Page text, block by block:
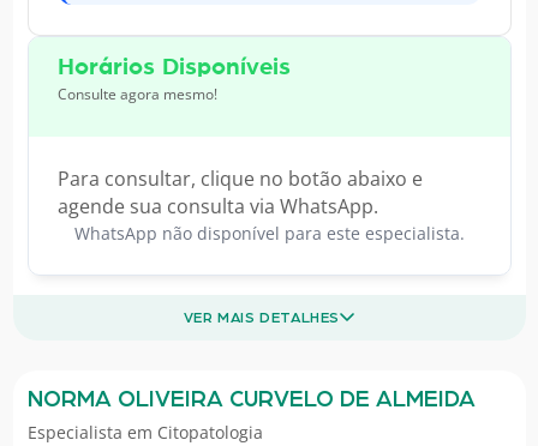
Horários Disponíveis
Consulte agora mesmo!
Para consultar, clique no botão abaixo e
agende sua consulta via WhatsApp.
WhatsApp não disponível para este especialista.
VER MAIS DETALHES
NORMA OLIVEIRA CURVELO DE ALMEIDA
Especialista em Citopatologia